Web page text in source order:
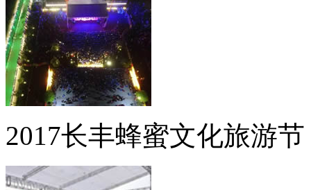
2017长丰蜂蜜文化旅游节